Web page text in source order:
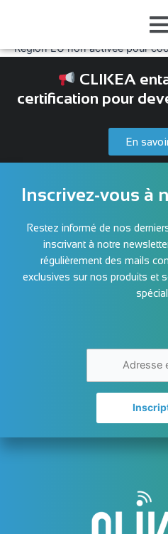
Politique de
Région EU non activée pour
CLIKEA
certification pour
En
Inscrivez-vous à
Restez informé de nos
inscrivant à notre
régulièrement des mails
exclusives sur nos produits et